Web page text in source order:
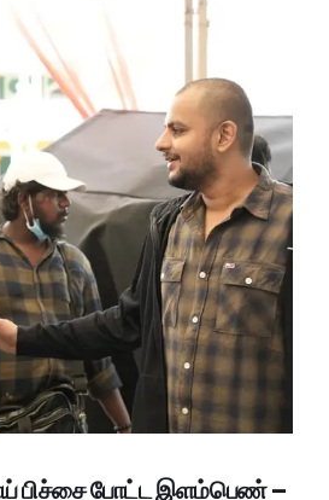
பிச்சை போட்ட இளம்பெண் –